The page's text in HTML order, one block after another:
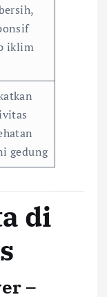
iklim
gedung
di
–